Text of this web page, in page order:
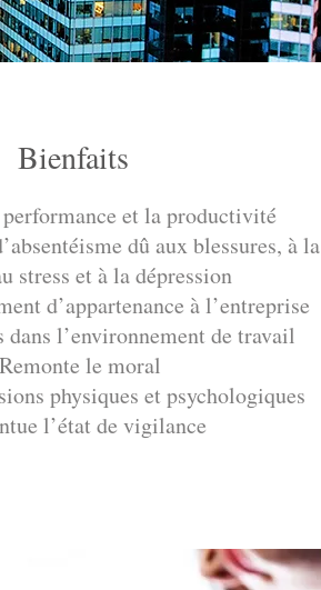
Bienfaits
et la productivité
dû aux blessures, à la
stress et à la dépression
d’appartenance à l’entreprise
dans l’environnement de travail
le moral
physiques et psychologiques
l’état de vigilance